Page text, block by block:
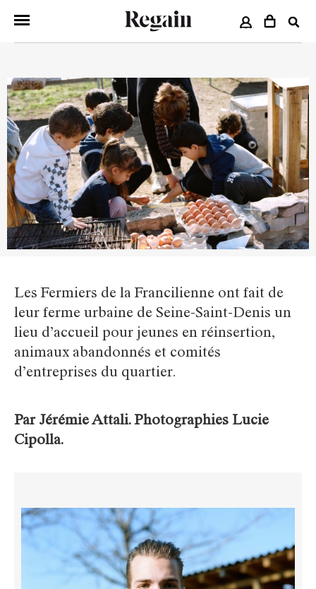
COMPTE
Les Fermiers de la Francilienne ont fait de
leur ferme urbaine de Seine-Saint-Denis un
lieu d’accueil pour jeunes en réinsertion,
animaux abandonnés et comités
d’entreprises du quartier.
Par Jérémie Attali. Photographies Lucie
Cipolla.